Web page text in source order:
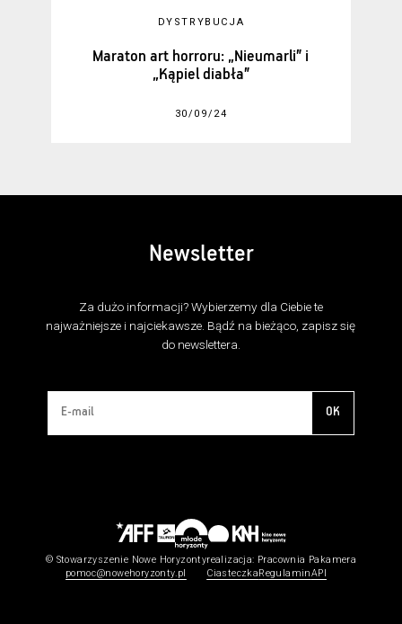
DYSTRYBUCJA
Maraton art horroru: „Nieumarli” i
„Kąpiel diabła”
30/09/24
Newsletter
Za dużo informacji? Wybierzemy dla Ciebie te
najważniejsze i najciekawsze. Bądź na bieżąco, zapisz się
do newslettera.
OK
© Stowarzyszenie Nowe Horyzonty
pomoc@nowehoryzonty.pl
realizacja: Pracownia Pakamera
CiasteczkaRegulaminAPI